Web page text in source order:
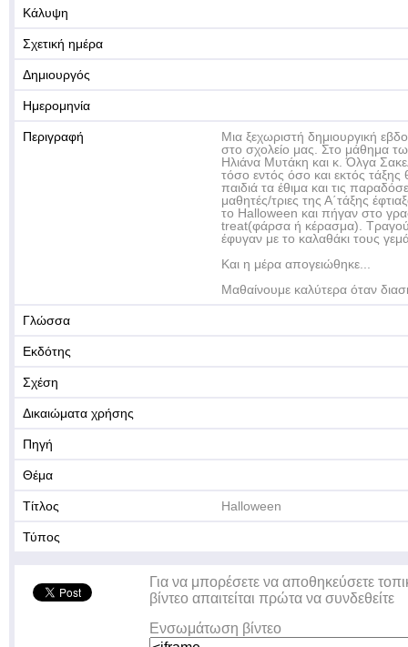
Κάλυψη
Σχετική ημέρα
Δημιουργός
Ημερομηνία
Περιγραφή
Mια ξεχωριστή δημιουργική
στο σχολείο μας. Στο μάθημα
Ηλιάνα Μυτάκη και κ. Όλγα
τόσο εντός όσο και εκτός
παιδιά τα έθιμα και τις
μαθητές/τριες της Α΄τάξης
το Halloween και πήγαν στο
treat(φάρσα ή κέρασμα).
έφυγαν με το καλαθάκι τους
Και η μέρα απογειώθηκε...
Μαθαίνουμε καλύτερα όταν
Γλώσσα
Εκδότης
Σχέση
Δικαιώματα χρήσης
Πηγή
Θέμα
Τίτλος Halloween
Τύπος
Για να μπορέσετε να αποθηκεύσετε
βίντεο απαιτείται πρώτα να συνδεθείτε
Ενσωμάτωση βίντεο